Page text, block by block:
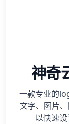
神奇
一款专业的
文字、图片
以快速